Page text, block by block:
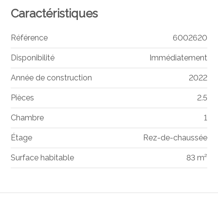
Caractéristiques
Référence 6002620
Disponibilité Immédiatement
Année de construction 2022
Pièces 2.5
Chambre 1
Étage Rez-de-chaussée
Surface habitable 83 m²